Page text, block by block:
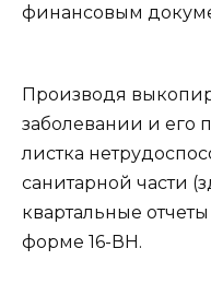
финансовым
Производя
заболевании и его
листка
санитарной части
квартальные
форме 16-ВН.